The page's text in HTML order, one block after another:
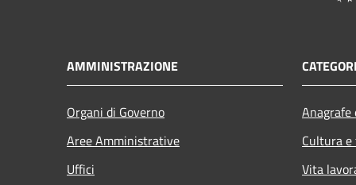
AMMINISTRAZIONE
Organi di Governo
Aree Amministrative
Uffici
Cultura
Vita